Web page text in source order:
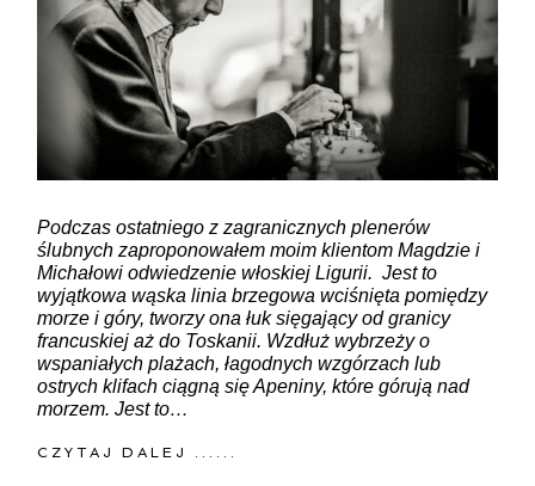
Podczas ostatniego z zagranicznych plenerów
ślubnych zaproponowałem moim klientom Magdzie i
Michałowi odwiedzenie włoskiej Ligurii. Jest to
wyjątkowa wąska linia brzegowa wciśnięta pomiędzy
morze i góry, tworzy ona łuk sięgający od granicy
francuskiej aż do Toskanii. Wzdłuż wybrzeży o
wspaniałych plażach, łagodnych wzgórzach lub
ostrych klifach ciągną się Apeniny, które górują nad
morzem. Jest to…
CZYTAJ DALEJ ......